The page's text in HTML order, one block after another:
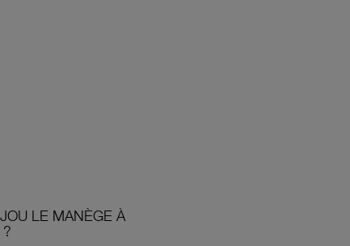
LE MANÈGE À